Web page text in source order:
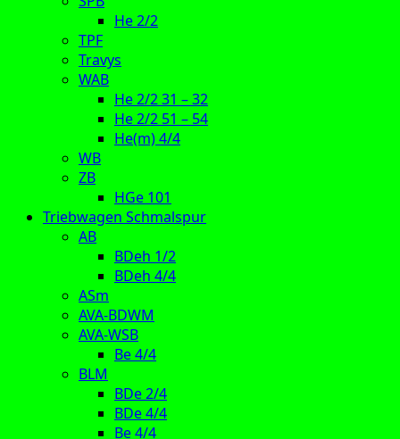
He 2/2
TPF
Travys
WAB
He 2/2 31 – 32
He 2/2 51 – 54
He(m) 4/4
WB
ZB
HGe 101
Triebwagen Schmalspur
AB
BDeh 1/2
BDeh 4/4
ASm
AVA-BDWM
AVA-WSB
Be 4/4
BLM
BDe 2/4
BDe 4/4
Be 4/4